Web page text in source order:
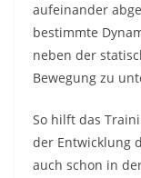
aufeinander
bestimmte
neben der
Bewegung zu
So hilft das
der Entwicklung
auch schon in